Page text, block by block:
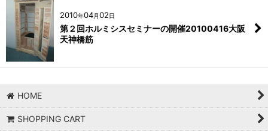
2010年04月02日
第２回ホルミシスセミナーの開催20100416大阪
天神橋筋
HOME
SHOPPING CART